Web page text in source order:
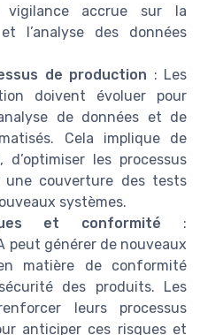
vigilance accrue sur la
l’analyse des données
de production : Les
doivent évoluer pour
de données et de
Cela implique de
les processus
une couverture des tests
systèmes.
et conformité :
peut générer de nouveaux
matière de conformité
des produits. Les
leurs processus
anticiper ces risques et